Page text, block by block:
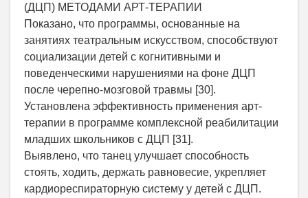
(ДЦП) МЕТОДАМИ АРТ-ТЕРАПИИ
Показано, что программы, основанные на
занятиях театральным искусством, способствуют
социализации детей с когнитивными и
поведенческими нарушениями на фоне ДЦП
после черепно-мозговой травмы [30].
Установлена эффективность применения арт-
терапии в программе комплексной реабилитации
младших школьников с ДЦП [31].
Выявлено, что танец улучшает способность
стоять, ходить, держать равновесие, укрепляет
кардиореспираторную систему у детей с ДЦП.